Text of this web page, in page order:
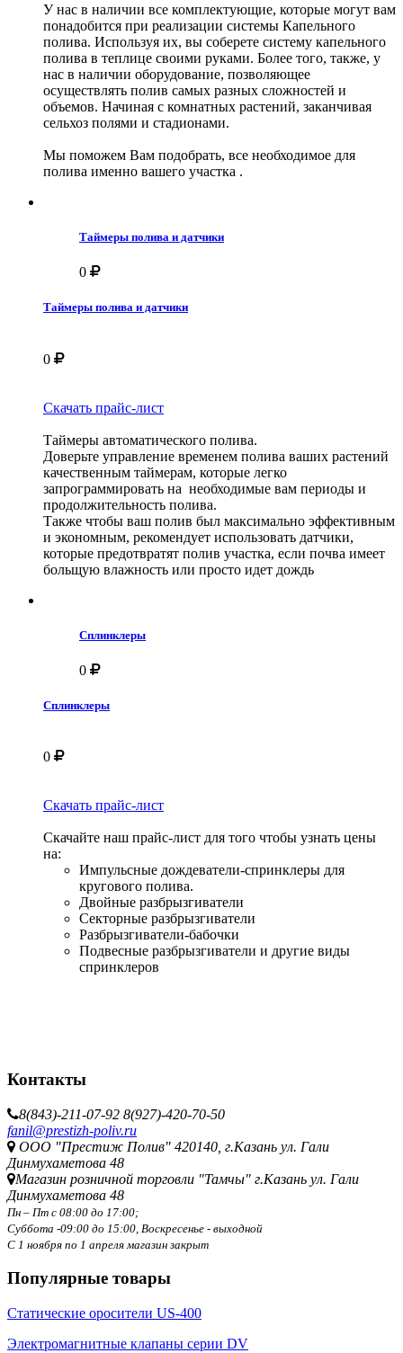
У нас в наличии все комплектующие, которые могут вам
понадобится при реализации системы Капельного
полива. Используя их, вы соберете систему капельного
полива в теплице своими руками. Более того, также, у
нас в наличии оборудование, позволяющее
осуществлять полив самых разных сложностей и
объемов. Начиная с комнатных растений, заканчивая
сельхоз полями и стадионами.
Мы поможем Вам подобрать, все необходимое для
полива именно вашего участка .
Таймеры полива и датчики
0
Таймеры полива и датчики
0
Скачать прайс-лист
Таймеры автоматического полива.
Доверьте управление временем полива ваших растений
качественным таймерам, которые легко
запрограммировать на необходимые вам периоды и
продолжительность полива.
Также чтобы ваш полив был максимально эффективным
и экономным, рекомендует использовать датчики,
которые предотвратят полив участка, если почва имеет
больщую влажность или просто идет дождь
Сплинклеры
0
Сплинклеры
0
Скачать прайс-лист
Скачайте наш прайс-лист для того чтобы узнать цены
на:
Импульсные дождеватели-спринклеры для
кругового полива.
Двойные разбрызгиватели
Секторные разбрызгиватели
Разбрызгиватели-бабочки
Подвесные разбрызгиватели и другие виды
спринклеров
Контакты
8(843)-211-07-92 8(927)-420-70-50
fanil@prestizh-poliv.ru
ООО "Престиж Полив" 420140, г.Казань ул. Гали
Динмухаметова 48
Магазин розничной торговли "Тамчы" г.Казань ул. Гали
Динмухаметова 48
Пн – Пт с 08:00 до 17:00;
Суббота -09:00 до 15:00, Воскресенье - выходной
С 1 ноября по 1 апреля магазин закрыт
Популярные товары
Статические оросители US-400
Электромагнитные клапаны серии DV